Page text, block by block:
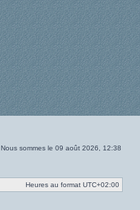
Nous sommes le 09 août 2026, 12:38
Heures au format UTC+02:00